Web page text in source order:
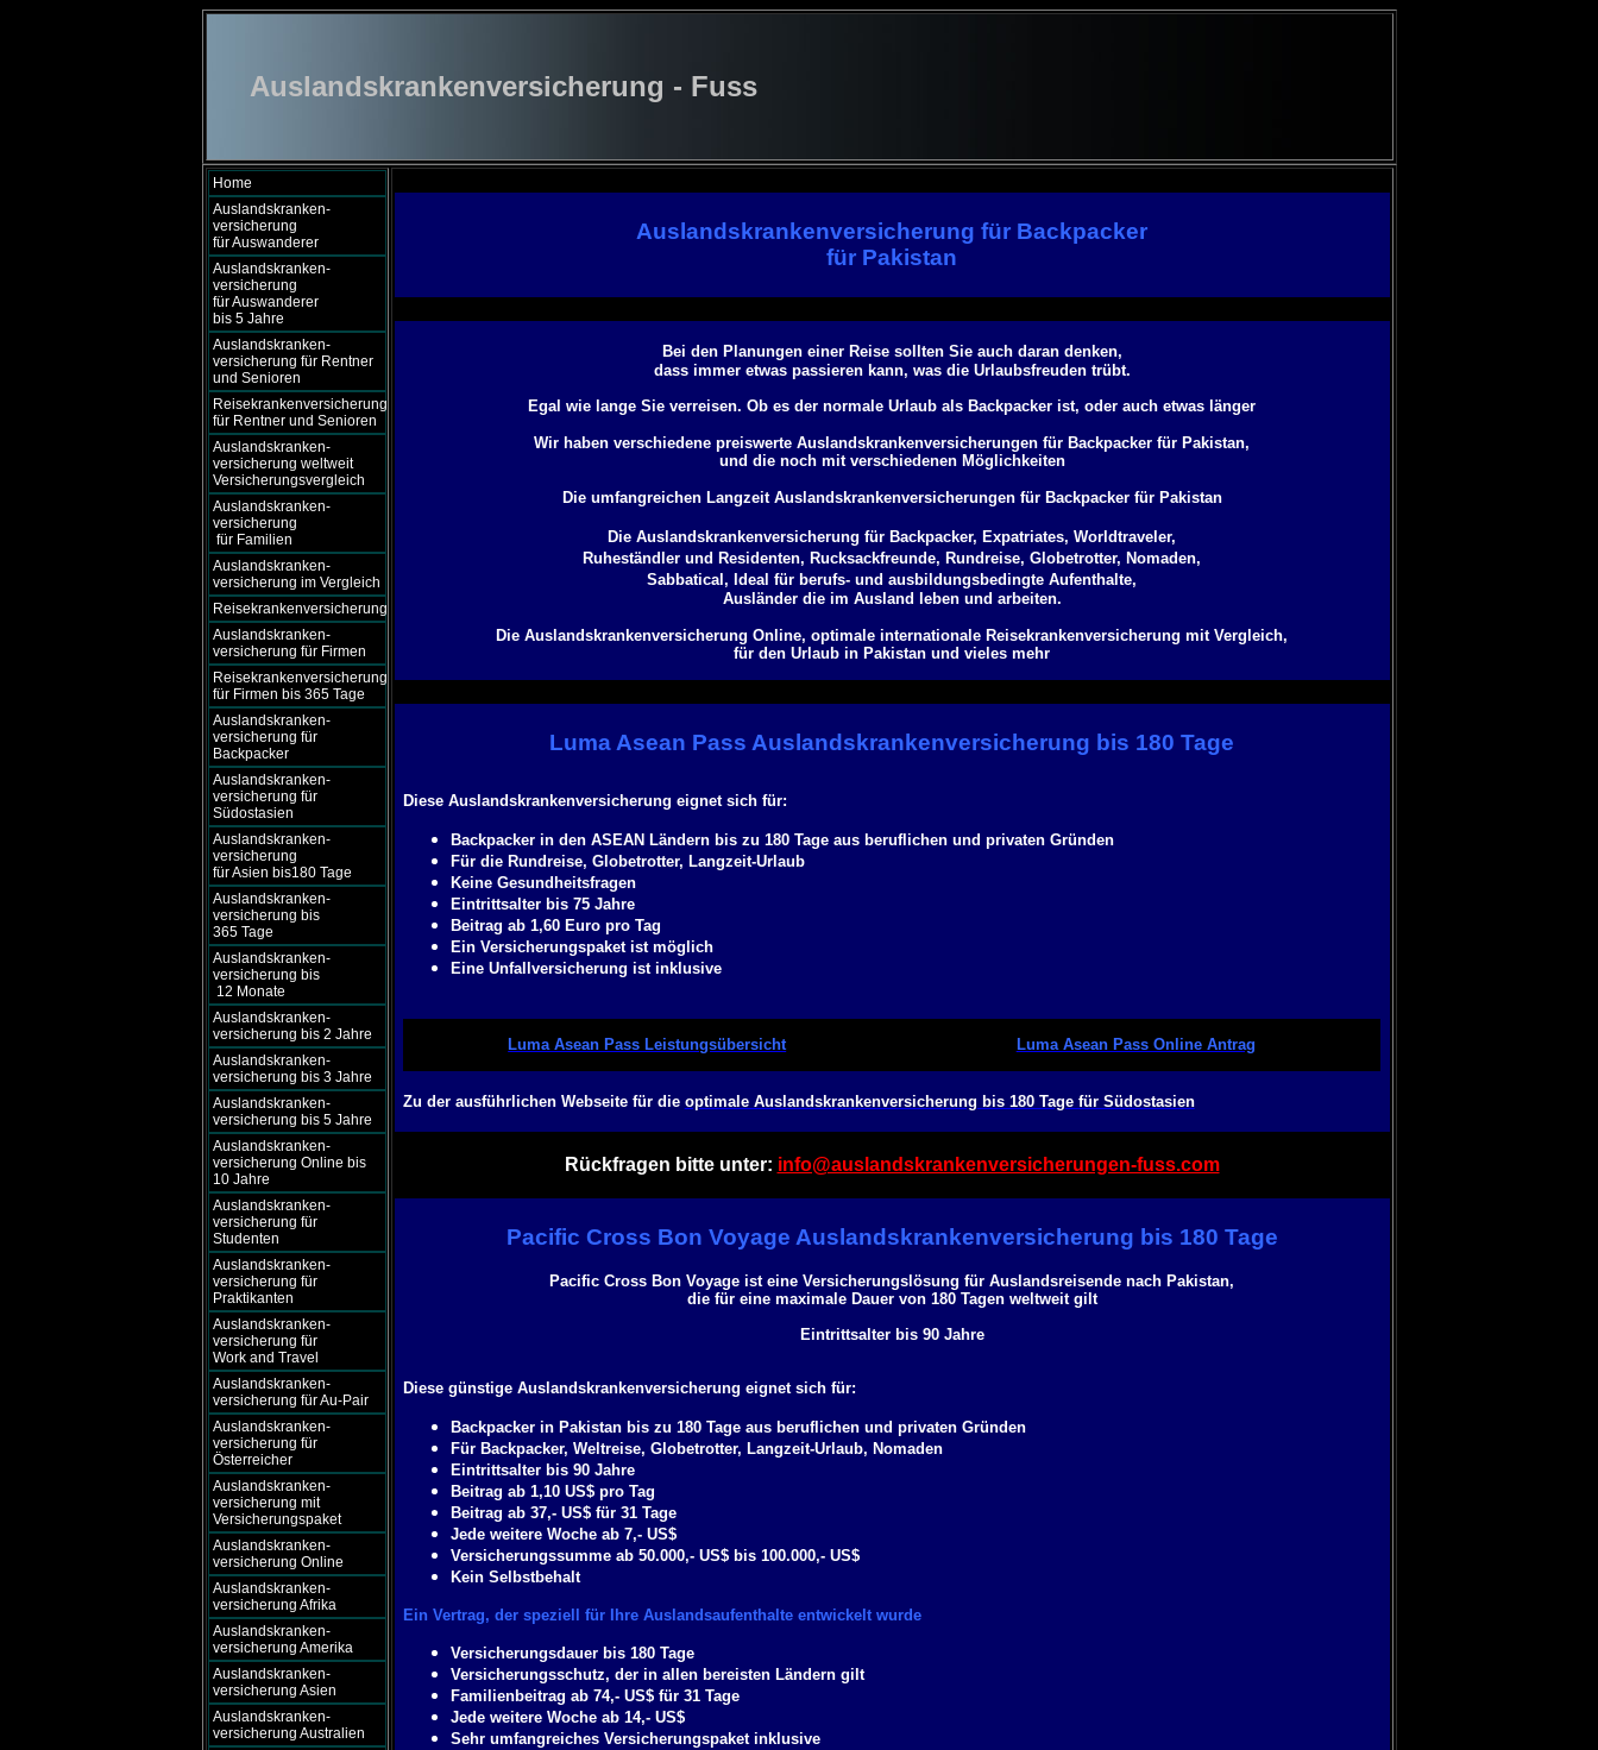
Auslandskrankenversicherung - Fuss
Home
Auslandskranken-
versicherung
für Auswanderer
Auslandskranken-
versicherung
für Auswanderer
bis 5 Jahre
Auslandskranken-
versicherung für Rentner
und Senioren
Reisekrankenversicherung
für Rentner und Senioren
Auslandskranken-
versicherung weltweit
Versicherungsvergleich
Auslandskranken-
versicherung
für Familien
Auslandskranken-
versicherung im Vergleich
Reisekrankenversicherung
Auslandskranken-
versicherung für Firmen
Reisekrankenversicherung
für Firmen bis 365 Tage
Auslandskranken-
versicherung für
Backpacker
Auslandskranken-
versicherung für
Südostasien
Auslandskranken-
versicherung
für Asien bis180 Tage
Auslandskranken-
versicherung bis
365 Tage
Auslandskranken-
versicherung bis
12 Monate
Auslandskranken-
versicherung bis 2 Jahre
Auslandskranken-
versicherung bis 3 Jahre
Auslandskranken-
versicherung bis 5 Jahre
Auslandskranken-
versicherung Online bis
10 Jahre
Auslandskranken-
versicherung für
Studenten
Auslandskranken-
versicherung für
Praktikanten
Auslandskranken-
versicherung für
Work and Travel
Auslandskranken-
versicherung für Au-Pair
Auslandskranken-
versicherung für
Österreicher
Auslandskranken-
versicherung mit
Versicherungspaket
Auslandskranken-
versicherung Online
Auslandskranken-
versicherung Afrika
Auslandskranken-
versicherung Amerika
Auslandskranken-
versicherung Asien
Auslandskranken-
versicherung Australien
Auslandskrankenversicherung für Backpacker
für Pakistan
Bei den Planungen einer Reise sollten Sie auch daran denken,
dass immer etwas passieren kann, was die Urlaubsfreuden trübt.
Egal wie lange Sie verreisen. Ob es der normale Urlaub als Backpacker ist, oder auch etwas länger
Wir haben verschiedene preiswerte Auslandskrankenversicherungen für Backpacker für Pakistan,
und die noch mit verschiedenen Möglichkeiten
Die umfangreichen Langzeit Auslandskrankenversicherungen für Backpacker für Pakistan
Die Auslandskrankenversicherung für Backpacker, Expatriates, Worldtraveler,
Ruheständler und Residenten, Rucksackfreunde, Rundreise, Globetrotter, Nomaden,
Sabbatical, Ideal für berufs- und ausbildungsbedingte Aufenthalte,
Ausländer die im Ausland leben und arbeiten.
Die Auslandskrankenversicherung Online, optimale internationale Reisekrankenversicherung mit Vergleich,
für den Urlaub in Pakistan und vieles mehr
Luma Asean Pass Auslandskrankenversicherung bis 180 Tage
Diese Auslandskrankenversicherung eignet sich für:
Backpacker in den ASEAN Ländern bis zu 180 Tage aus beruflichen und privaten Gründen
Für die Rundreise, Globetrotter, Langzeit-Urlaub
Keine Gesundheitsfragen
Eintrittsalter bis 75 Jahre
Beitrag ab 1,60 Euro pro Tag
Ein Versicherungspaket ist möglich
Eine Unfallversicherung ist inklusive
Luma Asean Pass Leistungsübersicht Luma Asean Pass Online Antrag
Zu der ausführlichen Webseite für die optimale Auslandskrankenversicherung bis 180 Tage für Südostasien
Rückfragen bitte unter: info@auslandskrankenversicherungen-fuss.com
Pacific Cross Bon Voyage Auslandskrankenversicherung bis 180 Tage
Pacific Cross Bon Voyage ist eine Versicherungslösung für Auslandsreisende nach Pakistan,
die für eine maximale Dauer von 180 Tagen weltweit gilt
Eintrittsalter bis 90 Jahre
Diese günstige Auslandskrankenversicherung eignet sich für:
Backpacker in Pakistan bis zu 180 Tage aus beruflichen und privaten Gründen
Für Backpacker, Weltreise, Globetrotter, Langzeit-Urlaub, Nomaden
Eintrittsalter bis 90 Jahre
Beitrag ab 1,10 US$ pro Tag
Beitrag ab 37,- US$ für 31 Tage
Jede weitere Woche ab 7,- US$
Versicherungssumme ab 50.000,- US$ bis 100.000,- US$
Kein Selbstbehalt
Ein Vertrag, der speziell für Ihre Auslandsaufenthalte entwickelt wurde
Versicherungsdauer bis 180 Tage
Versicherungsschutz, der in allen bereisten Ländern gilt
Familienbeitrag ab 74,- US$ für 31 Tage
Jede weitere Woche ab 14,- US$
Sehr umfangreiches Versicherungspaket inklusive